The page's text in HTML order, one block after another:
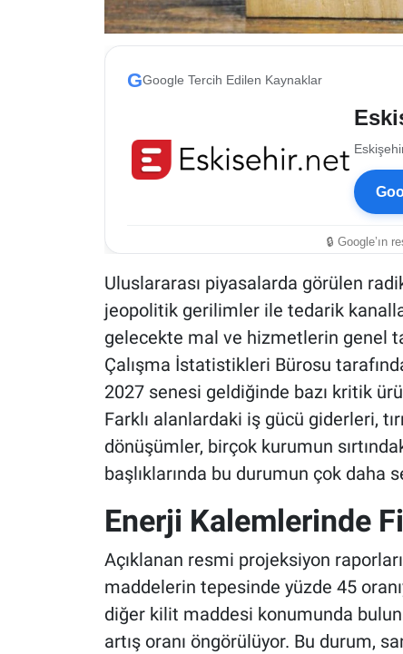
GGoogle Tercih Edilen Kaynaklar
🔒 Google’ın
Uluslararası piyasalarda görülen
jeopolitik gerilimler ile tedarik
gelecekte mal ve hizmetlerin genel
Çalışma İstatistikleri Bürosu
2027 senesi geldiğinde bazı kritik
Farklı alanlardaki iş gücü giderleri,
dönüşümler, birçok kurumun
başlıklarında bu durumun çok daha
Enerji Kalemlerinde
Açıklanan resmi projeksiyon
maddelerin tepesinde yüzde 45
diğer kilit maddesi konumunda
artış oranı öngörülüyor. Bu durum,